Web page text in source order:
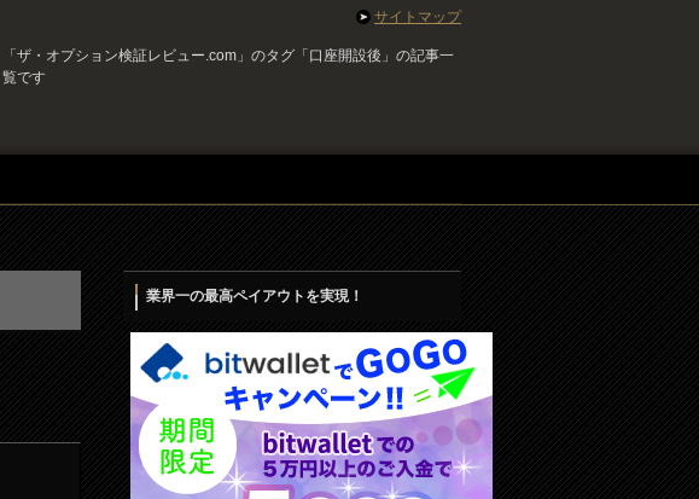
「ザ・オプション検証レビュー.com」のタグ「口座開設後」の記事一
覧です
業界一の最高ペイアウトを実現！
サイトマップ